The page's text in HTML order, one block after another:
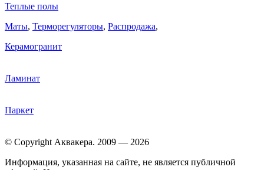
Теплые полы
Маты, Терморегуляторы, Распродажа,
Керамогранит
Ламинат
Паркет
© Copyright Аквакера. 2009 — 2026
Информация, указанная на сайте, не является публичной